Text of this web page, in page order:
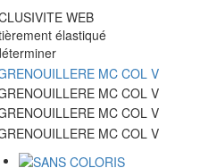
WEB
élastiqué